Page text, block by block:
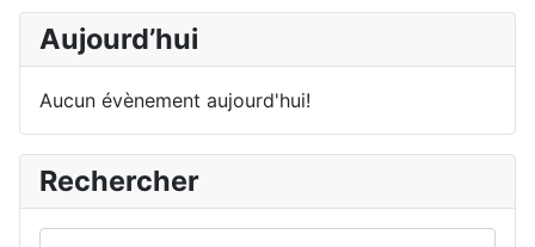
Aujourd’hui
Aucun évènement aujourd'hui!
Rechercher